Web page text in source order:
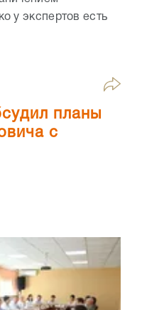
у экспертов есть
планы
с